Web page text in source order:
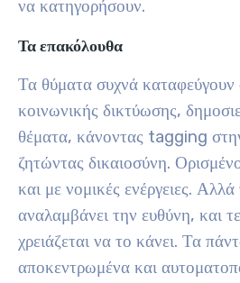
να κατηγορήσουν.
Τα επακόλουθα
Τα θύματα συχνά καταφεύγουν
κοινωνικής δικτύωσης,
θέματα, κάνοντας tagging
ζητώντας δικαιοσύνη.
και με νομικές ενέργειες.
αναλαμβάνει την ευθύνη, και
χρειάζεται να το κάνει. Τα
αποκεντρωμένα και